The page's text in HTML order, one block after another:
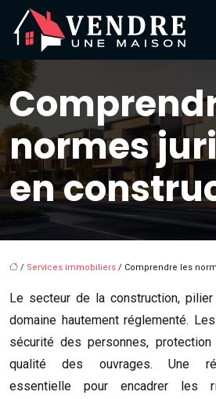
normes
en
/ Services immobiliers / Comprendre les
Le secteur de la construction,
domaine hautement réglementé.
sécurité des personnes, protection
qualité des ouvrages. Une
essentielle pour encadrer les